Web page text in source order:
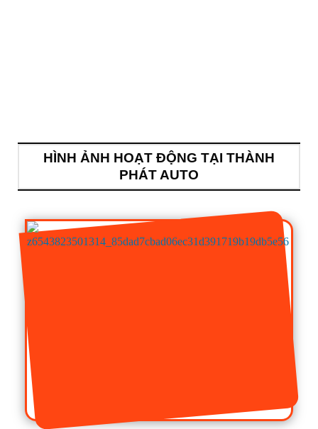
HÌNH ẢNH HOẠT ĐỘNG TẠI THÀNH
PHÁT AUTO